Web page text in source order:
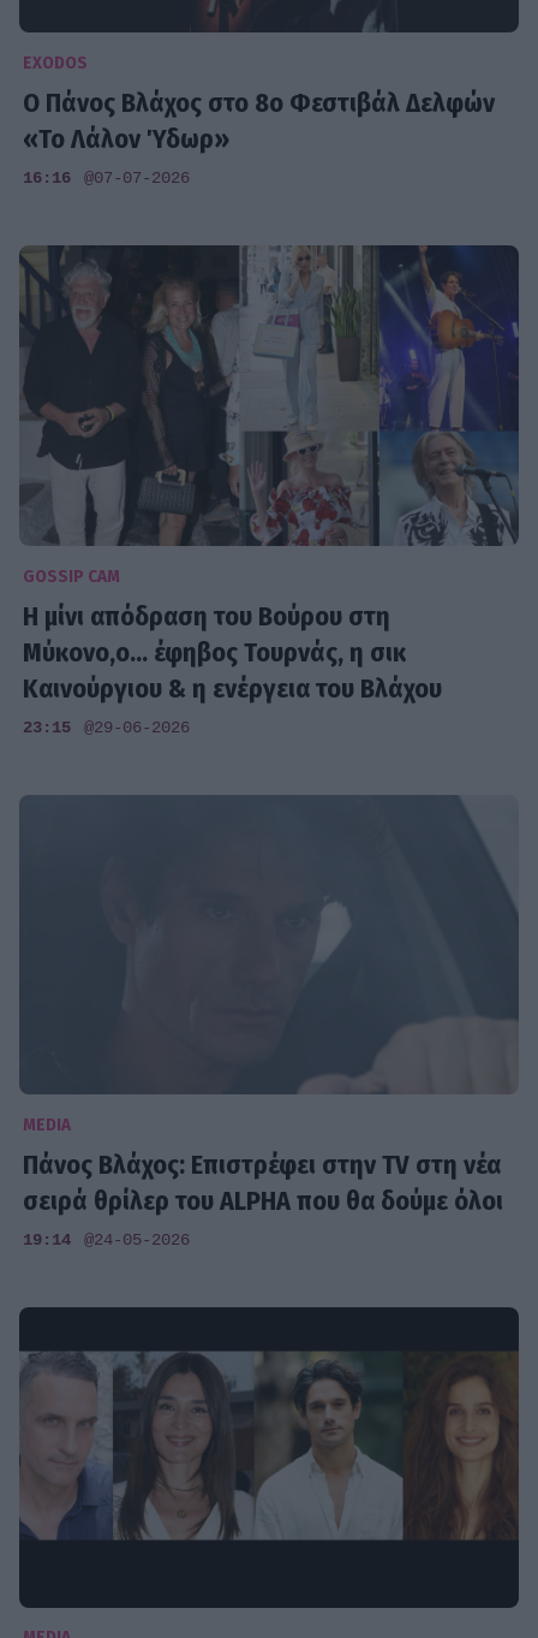
EXODOS
Ο Πάνος Βλάχος στο 8ο Φεστιβάλ Δελφών
«Το Λάλον Ύδωρ»
16:16 @07-07-2026
GOSSIP CAM
Η μίνι απόδραση του Βούρου στη
Μύκονο,ο... έφηβος Τουρνάς, η σικ
Καινούργιου & η ενέργεια του Βλάχου
23:15 @29-06-2026
MEDIA
Πάνος Βλάχος: Επιστρέφει στην TV στη νέα
σειρά θρίλερ του ALPHA που θα δούμε όλοι
19:14 @24-05-2026